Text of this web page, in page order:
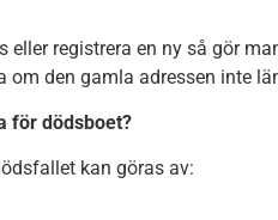
eller registrera en ny så gör
om den gamla adressen inte
för dödsboet?
kan göras av: